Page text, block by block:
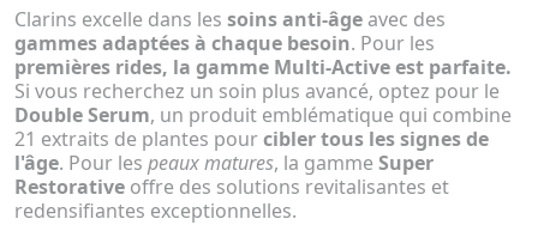
Clarins excelle dans les soins anti-âge avec des
gammes adaptées à chaque besoin. Pour les
premières rides, la gamme Multi-Active est parfaite.
Si vous recherchez un soin plus avancé, optez pour le
Double Serum, un produit emblématique qui combine
21 extraits de plantes pourcibler tous les signes de
l'âge. Pour les peaux matures, la gamme Super
Restorative offre des solutions revitalisantes et
redensifiantes exceptionnelles.